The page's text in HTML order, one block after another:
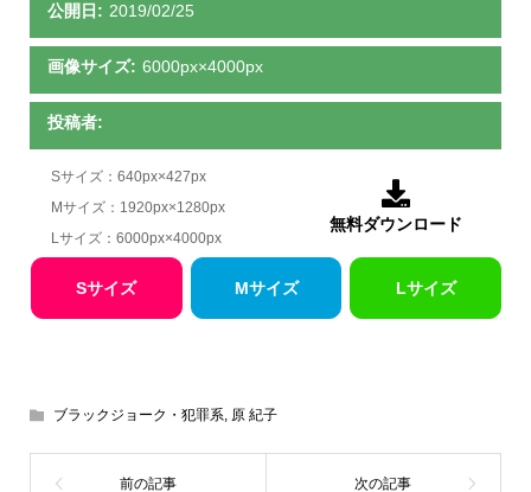
公開日: 2019/02/25
画像サイズ: 6000px×4000px
投稿者:
Sサイズ：640px×427px
Mサイズ：1920px×1280px
Lサイズ：6000px×4000px

無料ダウンロード
Sサイズ Mサイズ Lサイズ
ブラックジョーク・犯罪系, 原 紀子